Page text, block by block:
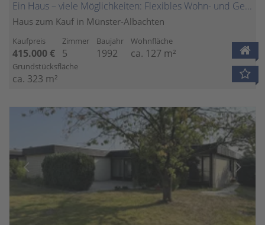
Ein Haus – viele Möglichkeiten: Flexibles Wohn- und Geschäftshaus in Münster-Albachten
Haus zum Kauf in Münster-Albachten
Kaufpreis
415.000 €
Zimmer
5
Baujahr
1992
Wohnfläche
ca. 127 m²
Grundstücksfläche
ca. 323 m²